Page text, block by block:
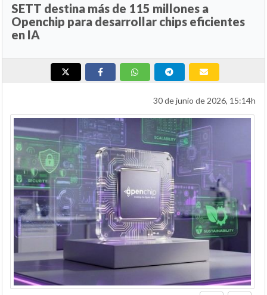
SETT destina más de 115 millones a
Openchip para desarrollar chips eficientes
en IA
30 de junio de 2026, 15:14h